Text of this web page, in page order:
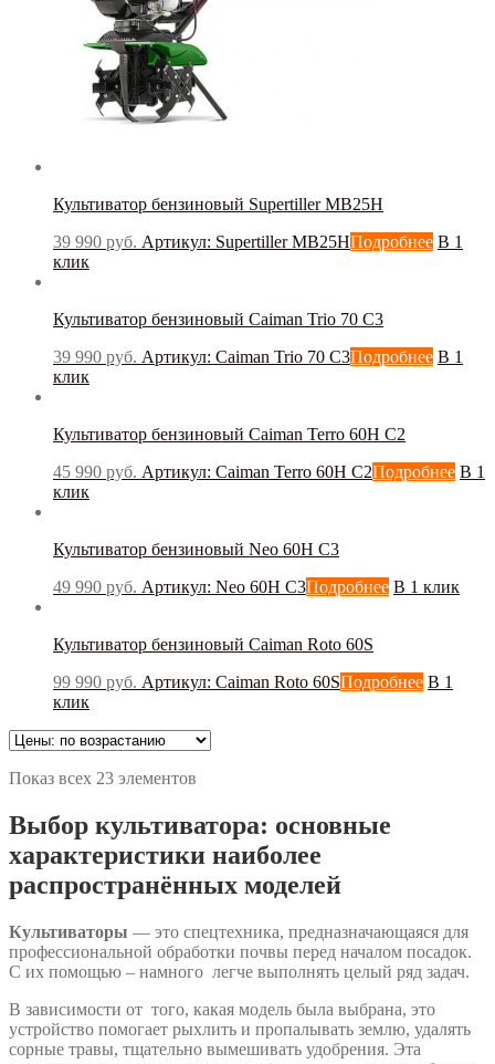
Культиватор бензиновый Supertiller MB25H
39 990 руб. Артикул: Supertiller MB25HПодробнее В 1
клик
Культиватор бензиновый Caiman Trio 70 C3
39 990 руб. Артикул: Caiman Trio 70 C3Подробнее В 1
клик
Культиватор бензиновый Caiman Terro 60H C2
45 990 руб. Артикул: Caiman Terro 60H C2Подробнее В 1
клик
Культиватор бензиновый Neo 60H C3
49 990 руб. Артикул: Neo 60H C3Подробнее В 1 клик
Культиватор бензиновый Caiman Roto 60S
99 990 руб. Артикул: Caiman Roto 60SПодробнее В 1
клик
Показ всех 23 элементов
Выбор культиватора: основные
характеристики наиболее
распространённых моделей
Культиваторы — это спецтехника, предназначающаяся для
профессиональной обработки почвы перед началом посадок.
С их помощью – намного легче выполнять целый ряд задач.
В зависимости от того, какая модель была выбрана, это
устройство помогает рыхлить и пропалывать землю, удалять
сорные травы, тщательно вымешивать удобрения. Эта